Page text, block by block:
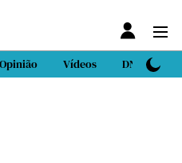
Opinião Vídeos DN Sport